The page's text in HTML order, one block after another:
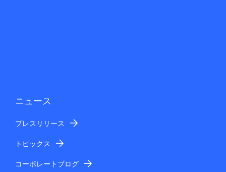
ニュース
プレスリリース
トピックス
コーポレートブログ